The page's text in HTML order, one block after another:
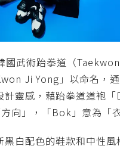
國武術跆拳道（
Ji Yong」以命名，
計靈感，藉跆拳道道袍
向」，「Bok」意為「
黑白配色的鞋款和中性風